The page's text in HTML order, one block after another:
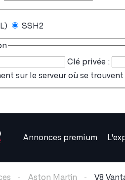
SSH2
Clé privée :
sur le serveur où se
Annonces premium
Aston Martin V8